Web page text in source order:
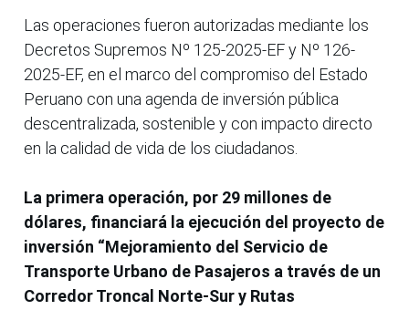
Las operaciones fueron autorizadas mediante los
Decretos Supremos Nº 125-2025-EF y Nº 126-
2025-EF, en el marco del compromiso del Estado
Peruano con una agenda de inversión pública
descentralizada, sostenible y con impacto directo
en la calidad de vida de los ciudadanos.
La primera operación, por 29 millones de
dólares, financiará la ejecución del proyecto de
inversión “Mejoramiento del Servicio de
Transporte Urbano de Pasajeros a través de un
Corredor Troncal Norte-Sur y Rutas